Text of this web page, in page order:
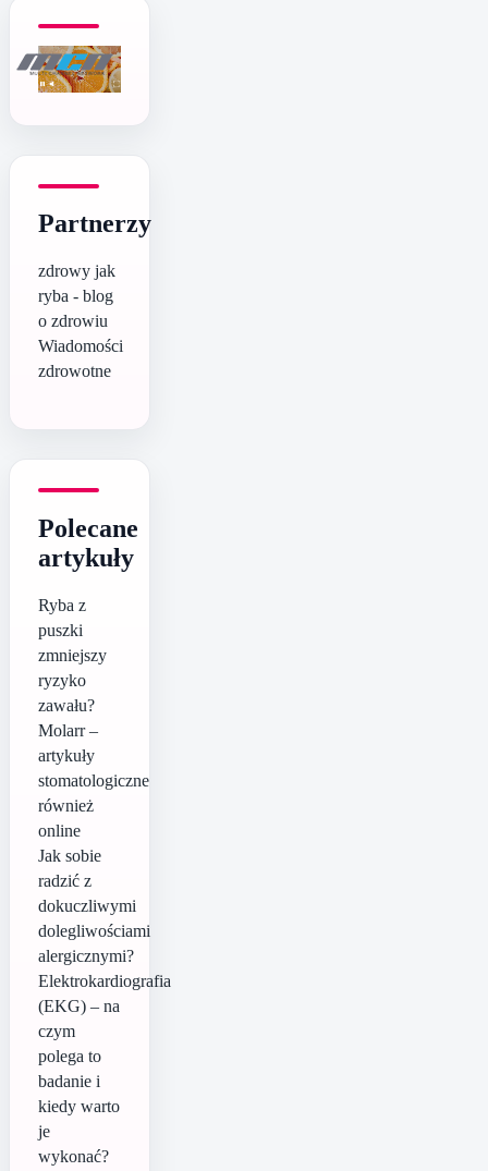
Partnerzy
zdrowy jak
ryba - blog
o zdrowiu
Wiadomości
zdrowotne
Polecane
artykuły
Ryba z
puszki
zmniejszy
ryzyko
zawału?
Molarr –
artykuły
stomatologiczne
również
online
Jak sobie
radzić z
dokuczliwymi
dolegliwościami
alergicznymi?
Elektrokardiografia
(EKG) – na
czym
polega to
badanie i
kiedy warto
je
wykonać?